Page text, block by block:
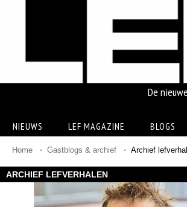
De
NIEUWS LEF MAGAZINE BLOGS
Home Gastblogs & archief Archief
ARCHIEF LEFVERHALEN